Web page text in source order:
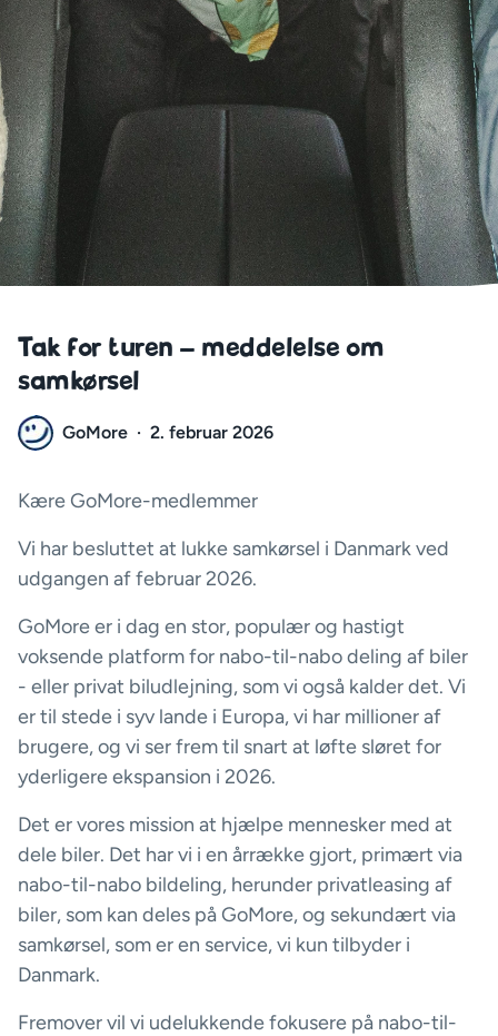
Tak for turen – meddelelse om
samkørsel
GoMore · 2. februar 2026
Kære GoMore-medlemmer
Vi har besluttet at lukke samkørsel i Danmark ved
udgangen af februar 2026.
GoMore er i dag en stor, populær og hastigt
voksende platform for nabo-til-nabo deling af biler
- eller privat biludlejning, som vi også kalder det. Vi
er til stede i syv lande i Europa, vi har millioner af
brugere, og vi ser frem til snart at løfte sløret for
yderligere ekspansion i 2026.
Det er vores mission at hjælpe mennesker med at
dele biler. Det har vi i en årrække gjort, primært via
nabo-til-nabo bildeling, herunder privatleasing af
biler, som kan deles på GoMore, og sekundært via
samkørsel, som er en service, vi kun tilbyder i
Danmark.
Fremover vil vi udelukkende fokusere på nabo-til-